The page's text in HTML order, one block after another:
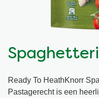
Snel en makkelijk
Vegetarisch
Wereldkeukens
Smaakmakers
Sauzen en Jus
Terugroepactie
Ready To HeathKnorr
Pastagerecht is een